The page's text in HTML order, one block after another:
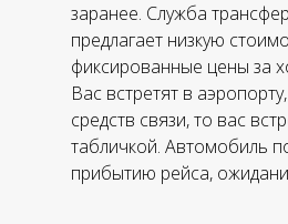
заранее. Служба
предлагает низкую
фиксированные цены за
Вас встретят в
средств связи, то вас
табличкой. Автомобиль
прибытию рейса,